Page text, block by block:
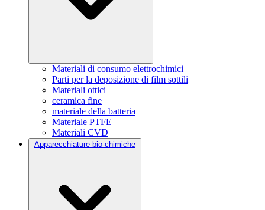
Materiali di consumo elettrochimici
Parti per la deposizione di film sottili
Materiali ottici
ceramica fine
materiale della batteria
Materiale PTFE
Materiali CVD
Apparecchiature bio-chimiche